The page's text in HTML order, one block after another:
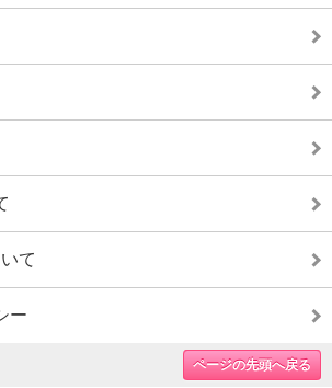
て
ー
ページの先頭へ戻る